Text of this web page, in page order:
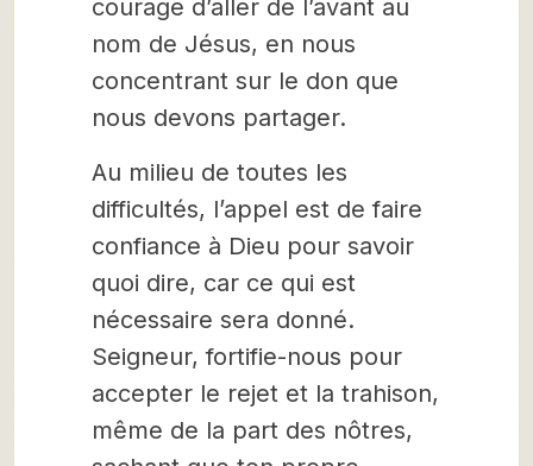
courage d’aller de l’avant au
nom de Jésus, en nous
concentrant sur le don que
nous devons partager.
Au milieu de toutes les
difficultés, l’appel est de faire
confiance à Dieu pour savoir
quoi dire, car ce qui est
nécessaire sera donné.
Seigneur, fortifie-nous pour
accepter le rejet et la trahison,
même de la part des nôtres,